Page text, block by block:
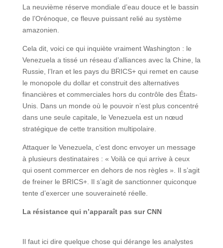
La neuvième réserve mondiale d’eau douce et le bassin
de l’Orénoque, ce fleuve puissant relié au système
amazonien.
Cela dit, voici ce qui inquiète vraiment Washington : le
Venezuela a tissé un réseau d’alliances avec la Chine, la
Russie, l’Iran et les pays du BRICS+ qui remet en cause
le monopole du dollar et construit des alternatives
financières et commerciales hors du contrôle des États-
Unis. Dans un monde où le pouvoir n’est plus concentré
dans une seule capitale, le Venezuela est un nœud
stratégique de cette transition multipolaire.
Attaquer le Venezuela, c’est donc envoyer un message
à plusieurs destinataires : « Voilà ce qui arrive à ceux
qui osent commercer en dehors de nos règles ». Il s’agit
de freiner le BRICS+. Il s’agit de sanctionner quiconque
tente d’exercer une souveraineté réelle.
La résistance qui n’apparaît pas sur CNN
Il faut ici dire quelque chose qui dérange les analystes